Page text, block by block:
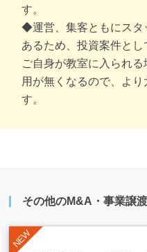
す。
◆運営、集客ともにスタ
あるため、投資案件と
ご自身が教室に入られ
用が無くなるので、よ
す。
その他のM&A・事業譲